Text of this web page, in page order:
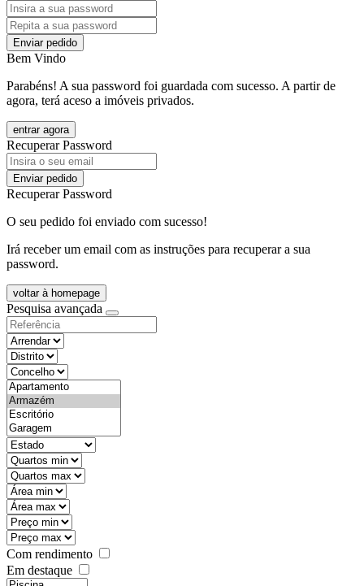
Enviar pedido
Bem Vindo
Parabéns! A sua password foi guardada com sucesso. A partir de
agora, terá aceso a imóveis privados.
entrar agora
Recuperar Password
Enviar pedido
Recuperar Password
O seu pedido foi enviado com sucesso!
Irá receber um email com as instruções para recuperar a sua
password.
voltar à homepage
Pesquisa avançada
objective
districtId
countyId
types
state
mintypo
maxtypo
minarea
maxarea
minprice
maxprice
Com rendimento
Em destaque